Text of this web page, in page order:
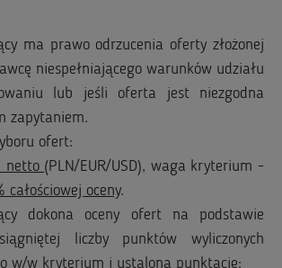
ma prawo odrzucenia oferty złożonej
niespełniającego warunków udziału
lub jeśli oferta jest niezgodna
zapytaniem.
ofert:
netto (PLN/EUR/USD), waga kryterium -
całościowej oceny.
dokona oceny ofert na podstawie
liczby punktów wyliczonych
w/w kryterium i ustaloną punktację: